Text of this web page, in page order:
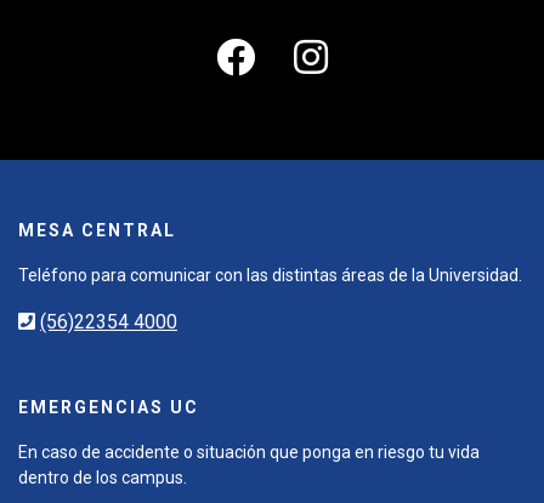
MESA CENTRAL
Teléfono para comunicar con las distintas áreas de la Universidad.
(56)22354 4000
EMERGENCIAS UC
En caso de accidente o situación que ponga en riesgo tu vida
dentro de los campus.